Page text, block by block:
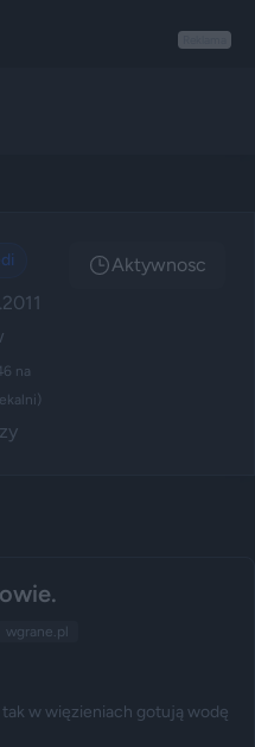
na
Aktywnosc
wgrane.pl
w więzieniach gotują wodę